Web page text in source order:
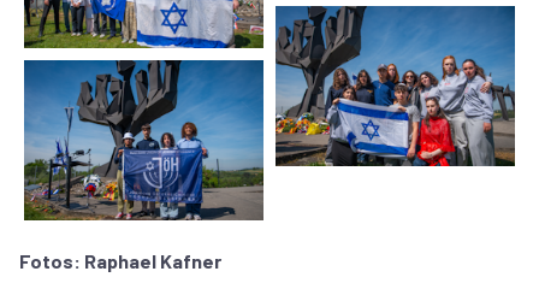
Fotos: Raphael Kafner